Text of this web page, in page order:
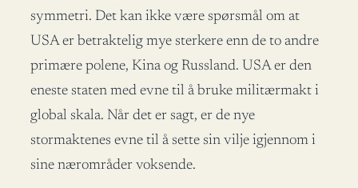
symmetri. Det kan ikke være spørsmål om at
USA er betraktelig mye sterkere enn de to andre
primære polene, Kina og Russland. USA er den
eneste staten med evne til å bruke militærmakt i
global skala. Når det er sagt, er de nye
stormaktenes evne til å sette sin vilje igjennom i
sine nærområder voksende.